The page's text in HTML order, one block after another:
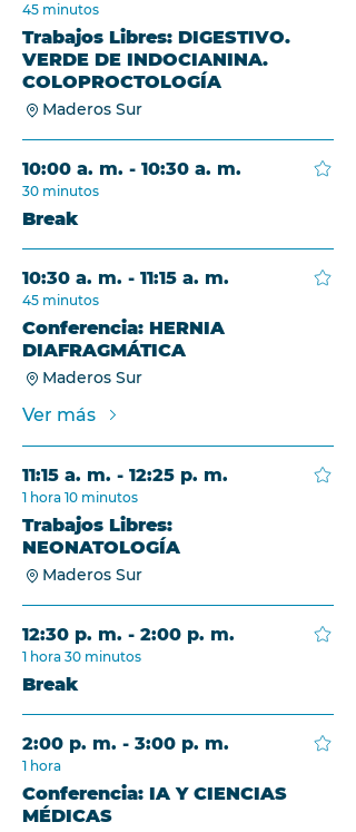
45 minutos
Trabajos Libres: DIGESTIVO.
VERDE DE INDOCIANINA.
COLOPROCTOLOGÍA
Maderos Sur
10:00 a. m. - 10:30 a. m.
30 minutos
Break
10:30 a. m. - 11:15 a. m.
45 minutos
Conferencia: HERNIA
DIAFRAGMÁTICA
Maderos Sur
Ver más
11:15 a. m. - 12:25 p. m.
1 hora 10 minutos
Trabajos Libres:
NEONATOLOGÍA
Maderos Sur
12:30 p. m. - 2:00 p. m.
1 hora 30 minutos
Break
2:00 p. m. - 3:00 p. m.
1 hora
Conferencia: IA Y CIENCIAS
MÉDICAS